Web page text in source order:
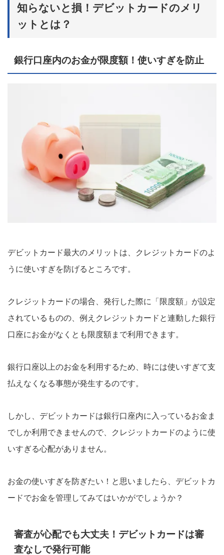
知らないと損！デビットカードのメリ
ットとは？
銀行口座内のお金が限度額！使いすぎを防止
デビットカード最大のメリットは、クレジットカードのよ
うに使いすぎを防げるところです。
クレジットカードの場合、発行した際に「限度額」が設定
されているものの、例えクレジットカードと連動した銀行
口座にお金がなくとも限度額まで利用できます。
銀行口座以上のお金を利用するため、時には使いすぎて支
払えなくなる事態が発生するのです。
しかし、デビットカードは銀行口座内に入っているお金ま
でしか利用できませんので、クレジットカードのように使
いすぎる心配がありません。
お金の使いすぎを防ぎたい！と思いましたら、デビットカ
ードでお金を管理してみてはいかがでしょうか？
審査が心配でも大丈夫！デビットカードは審
査なしで発行可能